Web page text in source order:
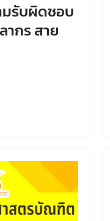
มรับผิดชอบ
กร สาย